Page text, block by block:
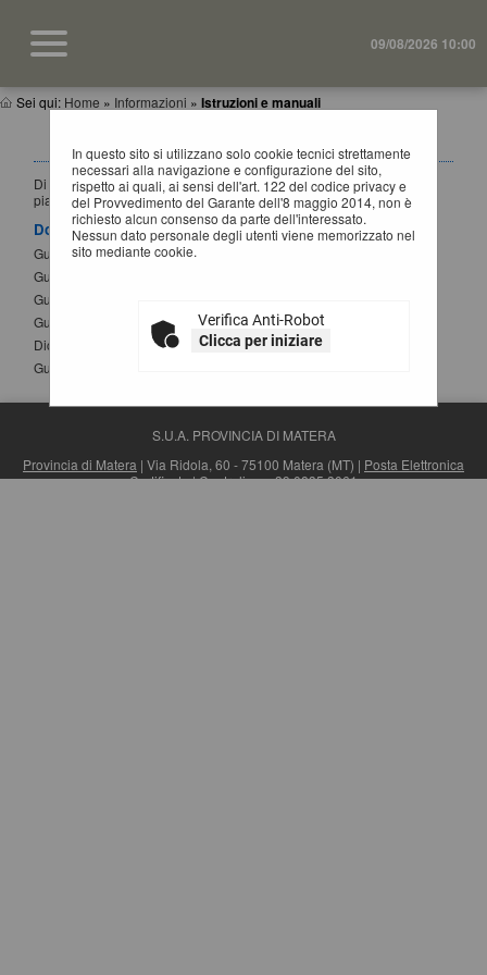
09/08/2026 10:00
Sei qui: Home » Informazioni » Istruzioni e manuali
In questo sito si utilizzano solo cookie tecnici strettamente
necessari alla navigazione e configurazione del sito,
rispetto ai quali, ai sensi dell'art. 122 del codice privacy e
del Provvedimento del Garante dell'8 maggio 2014, non è
richiesto alcun consenso da parte dell'interessato.
Nessun dato personale degli utenti viene memorizzato nel
sito mediante cookie.
Verifica Anti-Robot
Clicca per iniziare
ISTRUZIONI E MANUALI
Di seguito si riportano i manuali di supporto per operare con la
piattaforma telematica dell'Ente.
Documenti
Guida per la registrazione al portale
Guida alla presentazione di un'offerta
Guida alla presentazione di Affidamenti Diretti
Guida iscrizione agli elenchi operatori economici
Dichiarazione sostitutiva atto notorio modifica SPID
Guida alla compilazione del DGUE elettronico
S.U.A. PROVINCIA DI MATERA
Provincia di Matera | Via Ridola, 60 - 75100 Matera (MT) | Posta Elettronica
Certificata| Centralino: +39 0835 3061